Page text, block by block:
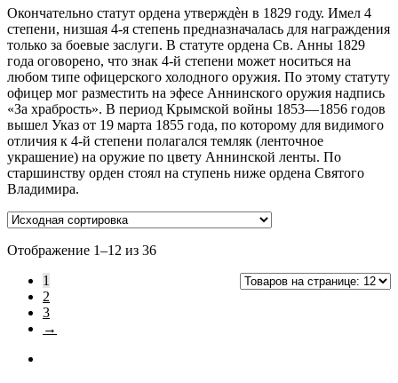
Окончательно статут ордена утверждѐн в 1829 году. Имел 4
степени, низшая 4-я степень предназначалась для награждения
только за боевые заслуги. В статуте ордена Св. Анны 1829
года оговорено, что знак 4-й степени может носиться на
любом типе офицерского холодного оружия. По этому статуту
офицер мог разместить на эфесе Аннинского оружия надпись
«За храбрость». В период Крымской войны 1853—1856 годов
вышел Указ от 19 марта 1855 года, по которому для видимого
отличия к 4-й степени полагался темляк (ленточное
украшение) на оружие по цвету Аннинской ленты. По
старшинству орден стоял на ступень ниже ордена Святого
Владимира.
Отображение 1–12 из 36
1
2
3
→